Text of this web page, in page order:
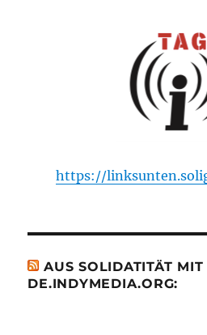
https://
AUS SOLIDATITÄT MIT
DE.INDYMEDIA.ORG: